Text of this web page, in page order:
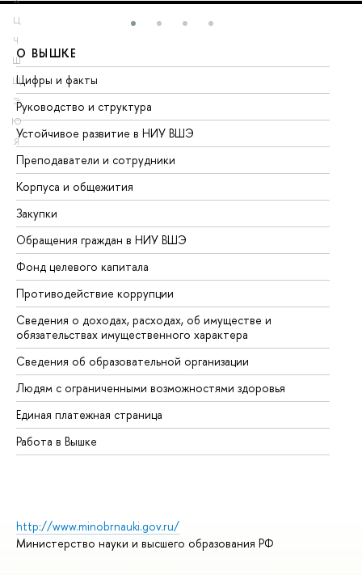
Ц
Ч
Ш
Щ
Э
Ю
Я
О ВЫШКЕ
Цифры и факты
Руководство и структура
Устойчивое развитие в НИУ ВШЭ
Преподаватели и сотрудники
Корпуса и общежития
Закупки
Обращения граждан в НИУ ВШЭ
Фонд целевого капитала
Противодействие коррупции
Сведения о доходах, расходах, об имуществе и
обязательствах имущественного характера
Сведения об образовательной организации
Людям с ограниченными возможностями здоровья
Единая платежная страница
Работа в Вышке
http://www.minobrnauki.gov.ru/
Министерство науки и высшего образования РФ